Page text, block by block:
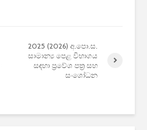
2025 (2026) අ.පො.ස.
සාමාන්‍ය පෙළ විභාගය
සඳහා ප්‍රවේශ පත්‍ර සහ
සංශෝධන